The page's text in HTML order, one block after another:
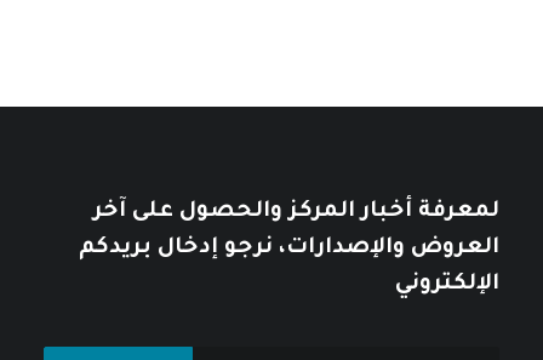
لمعرفة أخبار المركز والحصول على آخر
العروض والإصدارات، نرجو إدخال بريدكم
الإلكتروني